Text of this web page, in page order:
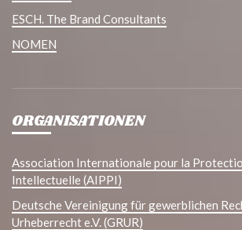
ESCH. The Brand Consultants
NOMEN
ORGANISATIONEN
Association Internationale pour la
Intellectuelle (AIPPI)
Deutsche Vereinigung für gewerblichen
Urheberrecht e.V. (GRUR)